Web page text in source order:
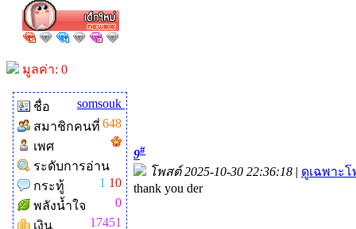
มูลค่า: 0
ชื่อ
somsouk
สมาชิกคนที่ 648
เพศ
ระดับการอ่าน
10
กระทู้
1
พลังน้ำใจ
0
เงิน
17451
9#
โพสต์ 2025-10-30 22:36:18 | ดูเฉพาะ
thank you der